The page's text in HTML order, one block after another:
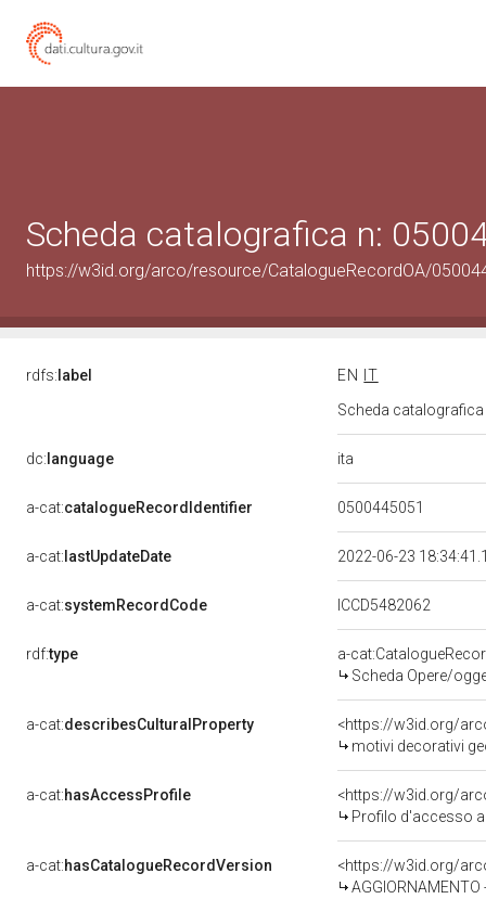
Scheda catalografica n:
https://w3id.org/arco/resource/CatalogueRecordOA/
rdfs: label EN
IT
Scheda
dc: language ita
a-cat:catalogueRecordIdentifier 0500445051
a-cat: lastUpdateDate 2022-06-23
a-cat:systemRecordCode ICCD5482062
rdf:type
a-
Scheda Opere/
a-cat:describesCulturalProperty
<https://w3id.org/
motivi decorativi
a-cat:hasAccessProfile
<https://w3id.org/
Profilo d'accesso
a-cat:hasCatalogueRecordVersion
<https://w3id.org/